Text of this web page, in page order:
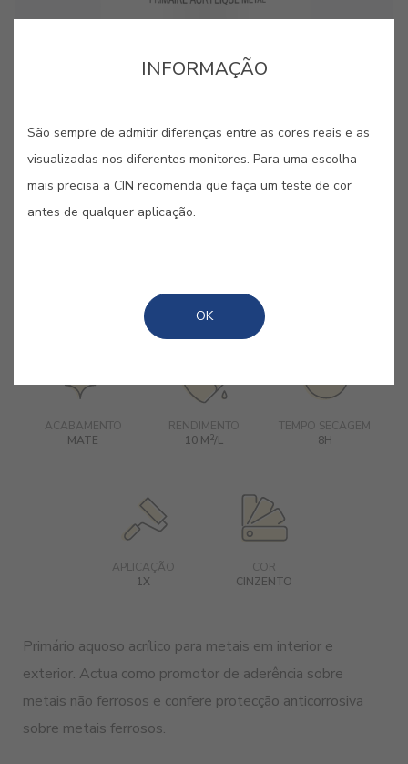
GUARDAR
ACABAMENTO
MATE
RENDIMENTO
10 M2/L
TEMPO SECAGEM
8H
APLICAÇÃO
1X
COR
CINZENTO
Primário aquoso acrílico para metais em interior e
exterior. Actua como promotor de aderência sobre
metais não ferrosos e confere protecção anticorrosiva
sobre metais ferrosos.
cor para aquela parede lá em casa?”. Estes pequenos
bastante úteis quando se pretende “pintar antes de pintar”.
cor para aquela parede lá em casa?”. Estes pequenos
bastante úteis quando se pretende “pintar antes de pintar”.
INFORMAÇÃO
São sempre de admitir diferenças entre as cores reais e as
visualizadas nos diferentes monitores. Para uma escolha
mais precisa a CIN recomenda que faça um teste de cor
antes de qualquer aplicação.
OK